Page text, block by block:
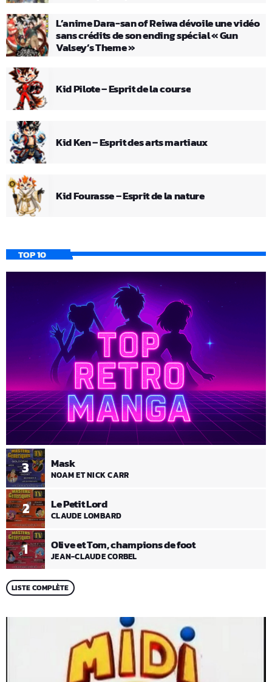
L’anime Dara-san of Reiwa dévoile une vidéo
sans crédits de son ending spécial « Gun
Valsey’s Theme »
Kid Pilote – Esprit de la course
Kid Ken – Esprit des arts martiaux
Kid Fourasse – Esprit de la nature
TOP 10
1 Olive et Tom, champions de foot
JEAN-CLAUDE CORBEL
2 Le Petit Lord
CLAUDE LOMBARD
3 Mask
NOAM ET NICK CARR
LISTE COMPLÈTE